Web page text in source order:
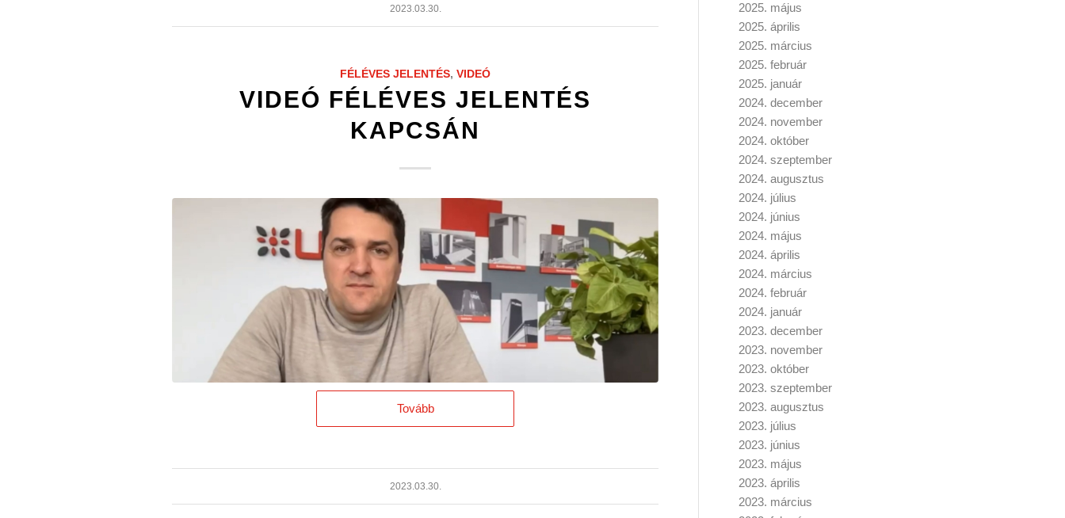
2023.03.30.
FÉLÉVES JELENTÉS,VIDEÓ
VIDEÓ FÉLÉVES JELENTÉS
KAPCSÁN
Tovább
2023.03.30.
2025. május
2025. április
2025. március
2025. február
2025. január
2024. december
2024. november
2024. október
2024. szeptember
2024. augusztus
2024. július
2024. június
2024. május
2024. április
2024. március
2024. február
2024. január
2023. december
2023. november
2023. október
2023. szeptember
2023. augusztus
2023. július
2023. június
2023. május
2023. április
2023. március